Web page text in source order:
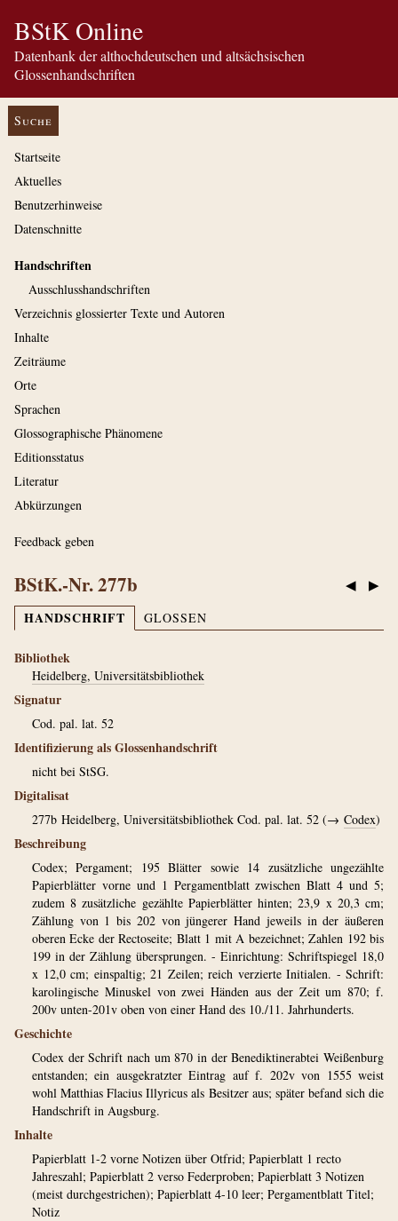
BStK Online
Datenbank der althochdeutschen und altsächsischen
Glossenhandschriften
Suche
Startseite
Aktuelles
Benutzerhinweise
Datenschnitte
Handschriften
Ausschluss­handschriften
Verzeichnis glossierter Texte und Autoren
Inhalte
Zeiträume
Orte
Sprachen
Glossographische Phänomene
Editionsstatus
Literatur
Abkürzungen
Feedback geben
◀ ▶
BStK.-Nr. 277b
HANDSCHRIFT GLOSSEN
Bibliothek
Heidelberg, Universitätsbibliothek
Signatur
Cod. pal. lat. 52
Identifizierung als Glossenhandschrift
nicht bei StSG.
Digitalisat
277b Heidelberg, Universitätsbibliothek Cod. pal. lat. 52 (→ Codex)
Beschreibung
Codex; Pergament; 195 Blätter sowie 14 zusätzliche ungezählte
Papierblätter vorne und 1 Pergamentblatt zwischen Blatt 4 und 5;
zudem 8 zusätzliche gezählte Papierblätter hinten; 23,9 x 20,3 cm;
Zählung von 1 bis 202 von jüngerer Hand jeweils in der äußeren
oberen Ecke der Rectoseite; Blatt 1 mit A bezeichnet; Zahlen 192 bis
199 in der Zählung übersprungen. - Einrichtung: Schriftspiegel 18,0
x 12,0 cm; einspaltig; 21 Zeilen; reich verzierte Initialen. - Schrift:
karolingische Minuskel von zwei Händen aus der Zeit um 870; f.
200v unten-201v oben von einer Hand des 10./11. Jahrhunderts.
Geschichte
Codex der Schrift nach um 870 in der Benediktinerabtei Weißenburg
entstanden; ein ausgekratzter Eintrag auf f. 202v von 1555 weist
wohl Matthias Flacius Illyricus als Besitzer aus; später befand sich die
Handschrift in Augsburg.
Inhalte
Papierblatt 1-2 vorne Notizen über Otfrid; Papierblatt 1 recto
Jahreszahl; Papierblatt 2 verso Federproben; Papierblatt 3 Notizen
(meist durchgestrichen); Papierblatt 4-10 leer; Pergamentblatt Titel;
Notiz